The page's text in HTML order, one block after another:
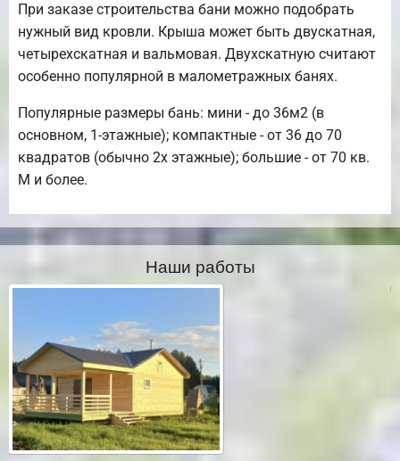
При заказе строительства бани можно подобрать
нужный вид кровли. Крыша может быть двускатная,
четырехскатная и вальмовая. Двухскатную считают
особенно популярной в малометражных банях.
Популярные размеры бань: мини - до 36м2 (в
основном, 1-этажные); компактные - от 36 до 70
квадратов (обычно 2х этажные); большие - от 70 кв.
М и более.
Наши работы